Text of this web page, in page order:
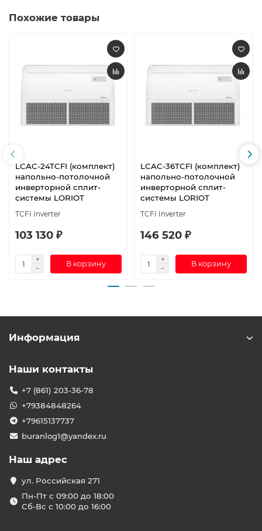
Похожие товары
LCAC-24TCFI (комплект)
напольно-потолочной
инверторной сплит-
системы LORIOT
TCFI Inverter
103 130 ₽
В корзину
LCAC-36TCFI (комплект)
напольно-потолочной
инверторной сплит-
системы LORIOT
TCFI Inverter
146 520 ₽
В корзину
Информация
Наши контакты
+7 (861) 203-36-78
+79384848264
+79615137737
buranlog1@yandex.ru
Наш адрес
ул. Российская 271
Пн-Пт с 09:00 до 18:00
Сб-Вс с 10:00 до 16:00